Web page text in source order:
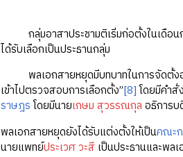
กลุ่มอาสาประชามติเริ่มก่อตั้งในเดือน
ได้รับเลือกเป็นประธานกลุ่ม
พลเอกสายหยุดมีบทบาทในการจัดตั้งอง
เข้าไปตรวจสอบการเลือกตั้ง”[8]โดยมีคำ
ราษฎรโดยมีนายเกษม สุวรรณกุล อธิการบ
พลเอกสายหยุดยังได้รับแต่งตั้งให้เป็นคณะ
นายแพทย์ประเวศ วะสีเป็นประธานและพล